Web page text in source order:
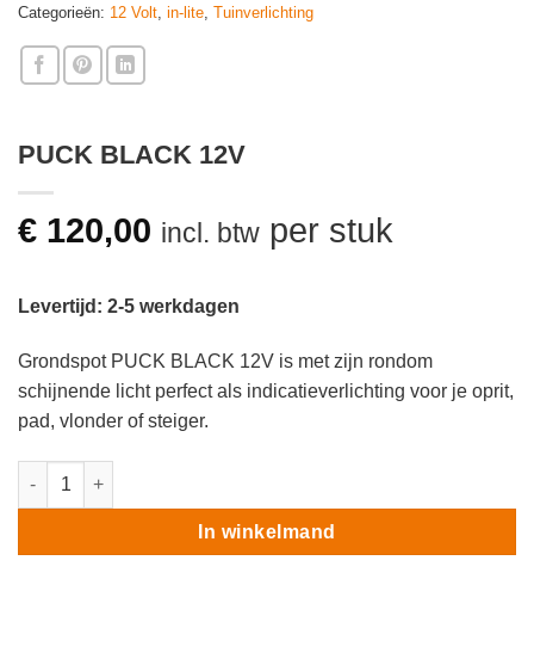
Categorieën: 12 Volt in-lite Tuinverlichting
PUCK BLACK 12V
€ 120,00 incl. btw per stuk
Levertijd: 2-5 werkdagen
Grondspot PUCK BLACK 12V is met zijn rondom
schijnende licht perfect als indicatieverlichting voor je oprit,
pad, vlonder of steiger.
PUCK BLACK 12V aantal
In winkelmand